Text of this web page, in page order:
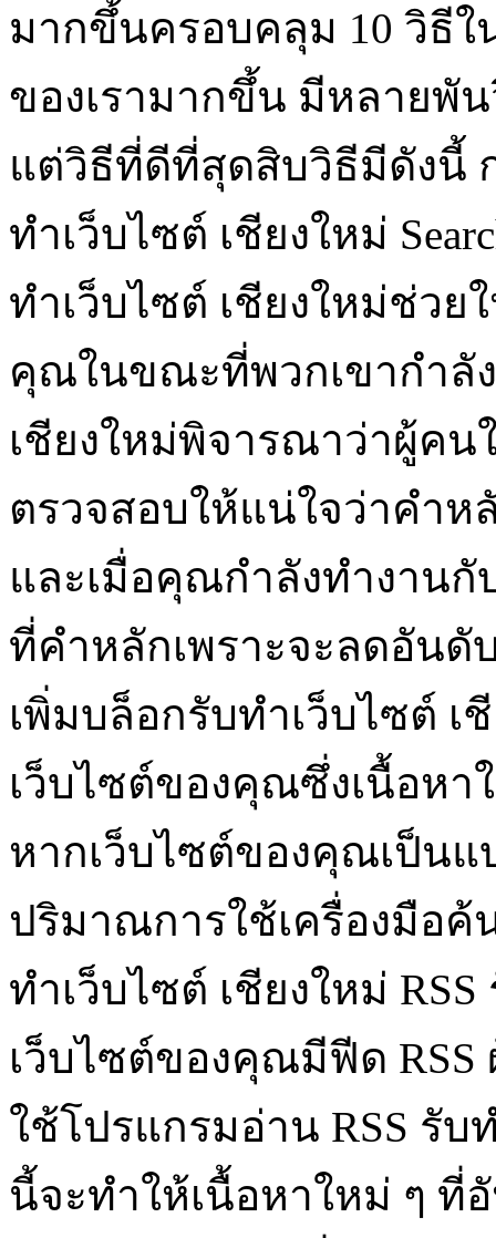
มากขึ้นครอบคลุม 10 วิธีใ
ของเรามากขึ้น มีหลายพั
แต่วิธีที่ดีที่สุดสิบวิธีมีดังนี้
ทำเว็บไซต์ เชียงใหม่
ทำเว็บไซต์ เชียงใหม่ช่ว
คุณในขณะที่พวกเขากำลั
เชียงใหม่พิจารณาว่าผู้คน
ตรวจสอบให้แน่ใจว่าคำ
และเมื่อคุณกำลังทำงานกั
ที่คำหลักเพราะจะลดอัน
เพิ่มบล็อกรับทำเว็บไซต์
เว็บไซต์ของคุณซึ่งเนื้อหา
หากเว็บไซต์ของคุณเป็น
ปริมาณการใช้เครื่องมือ
ทำเว็บไซต์ เชียงใหม่
เว็บไซต์ของคุณมีฟีด
ใช้โปรแกรมอ่าน RSS รับ
นี้จะทำให้เนื้อหาใหม่ ๆ ที่